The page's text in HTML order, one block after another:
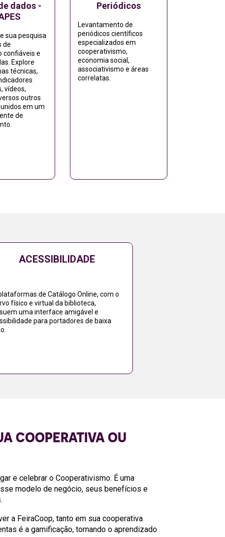
dados -
sua pesquisa
de
confiáveis e
Explore
técnicas,
vídeos,
outros
em um
de
Periódicos
Levantamento de
periódicos científicos
especializados em
cooperativismo,
economia social,
associativismo e áreas
correlatas.
ACESSIBILIDADE
de Catálogo Online, com o
físico e virtual da biblioteca,
uma interface amigável e
para portadores de baixa
COOPERATIVA OU
e celebrar o Cooperativismo. É uma
modelo de negócio, seus benefícios e
a FeiraCoop, tanto em sua cooperativa
é a gamificação, tornando o aprendizado